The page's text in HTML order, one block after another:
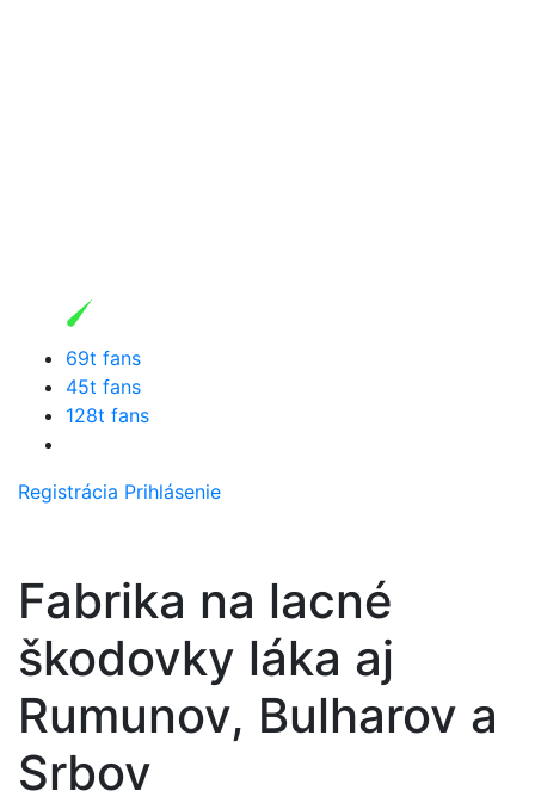
69t fans
45t fans
128t fans
Registrácia Prihlásenie
Fabrika na lacné
škodovky láka aj
Rumunov, Bulharov a
Srbov